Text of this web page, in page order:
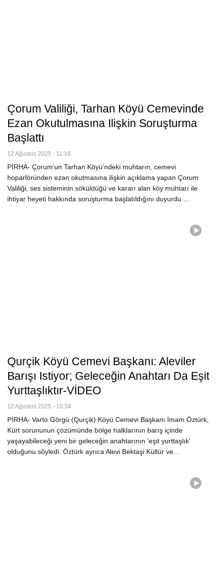
Çorum Valiliği, Tarhan Köyü Cemevinde
Ezan Okutulmasına Ilişkin Soruşturma
Başlattı
12 Ağustos 2025 - 11:16
PİRHA- Çorum’un Tarhan Köyü’ndeki muhtarın, cemevi
hoparlöründen ezan okutmasına ilişkin açıklama yapan Çorum
Valiliği, ses sisteminin söküldüğü ve kararı alan köy muhtarı ile
ihtiyar heyeti hakkında soruşturma başlatıldığını duyurdu.…
Qurçik Köyü Cemevi Başkanı: Aleviler
Barışı Istiyor; Geleceğin Anahtarı Da Eşit
Yurttaşlıktır-VİDEO
12 Ağustos 2025 - 10:34
PİRHA- Varto Görgü (Qurçik) Köyü Cemevi Başkanı İmam Öztürk,
Kürt sorununun çözümünde bölge halklarının barış içinde
yaşayabileceği yeni bir geleceğin anahtarının 'eşit yurttaşlık'
olduğunu söyledi. Öztürk ayrıca Alevi Bektaşi Kültür ve…